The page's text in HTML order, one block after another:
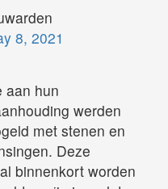
8, 2021
aan hun
werden
met stenen en
Deze
binnenkort worden